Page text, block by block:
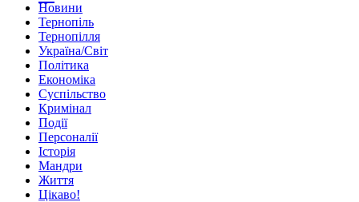
Новини
Тернопіль
Тернопілля
Україна/Світ
Політика
Економіка
Суспільство
Кримінал
Події
Персоналії
Історія
Мандри
Життя
Цікаво!